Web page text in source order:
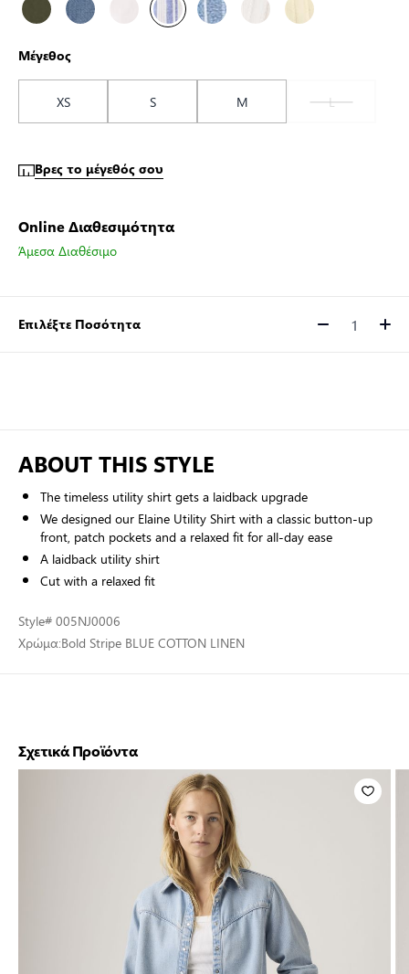
Μέγεθος
XS S M L
Βρες το μέγεθός σου
Online Διαθεσιμότητα
Άμεσα Διαθέσιμο
Επιλέξτε Ποσότητα Ποσότητα
ABOUT THIS STYLE
The timeless utility shirt gets a laidback upgrade
We designed our Elaine Utility Shirt with a classic button-up
front, patch pockets and a relaxed fit for all-day ease
A laidback utility shirt
Cut with a relaxed fit
Style# 005NJ0006
Χρώμα:Bold Stripe BLUE COTTON LINEN
Σχετικά Προϊόντα